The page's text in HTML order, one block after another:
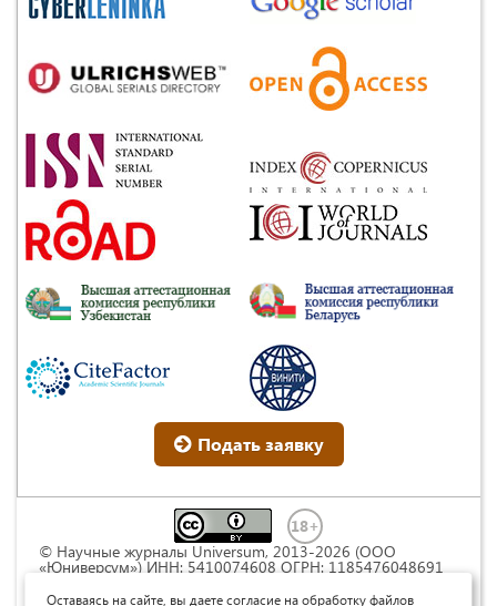
Подать заявку
© Научные журналы Universum, 2013-2026 (ООО
«Юниверсум») ИНН: 5410074608 ОГРН: 1185476048691
Commons « Attribution» («Атрибуция») 4.0
Оставаясь на сайте, вы даете согласие на обработку файлов